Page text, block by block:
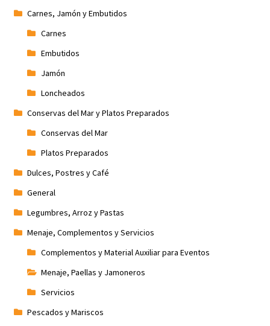
Carnes, Jamón y Embutidos
Carnes
Embutidos
Jamón
Loncheados
Conservas del Mar y Platos Preparados
Conservas del Mar
Platos Preparados
Dulces, Postres y Café
General
Legumbres, Arroz y Pastas
Menaje, Complementos y Servicios
Complementos y Material Auxiliar para Eventos
Menaje, Paellas y Jamoneros
Servicios
Pescados y Mariscos